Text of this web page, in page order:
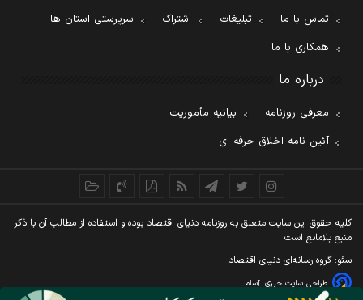
تماس با ما تبلیغات اشتراک
سرپرستی استان ها
همکاری با ما
درباره ما
معرفی روزنامه
بیانیه مأموریت
آئین نامه اخلاق حرفه ای
کليه حقوق اين سايت متعلق به روزنامه دنيای اقتصاد بوده و استفاده از مطالب آن با ذکر
منبع بلامانع است
سئو: گروه رسانه‌ای دنیای اقتصاد
طراحی سایت خبری آسام